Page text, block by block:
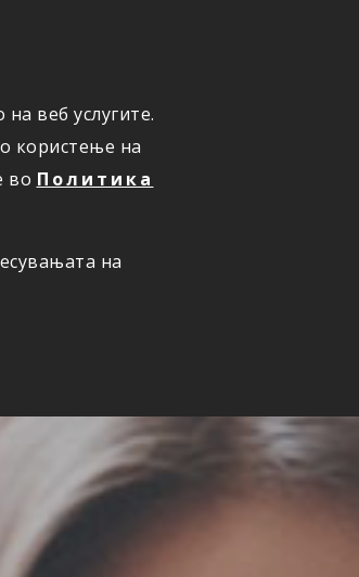
веб услугите.
користење на
во Политика
на
ОНЛАЈН ПРИЈАВИ ШТЕТА